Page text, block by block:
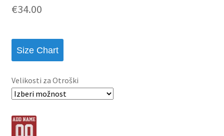
€34.00
Size Chart
Velikosti za Otroški